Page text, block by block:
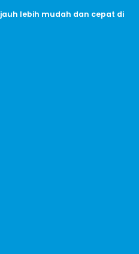
lebih mudah dan cepat di